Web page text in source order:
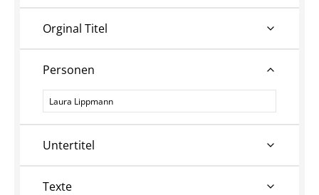
Orginal Titel
Personen
Personen
Untertitel
Texte